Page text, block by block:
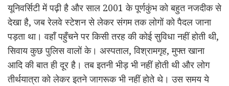
यूनिवर्सिटी में पढ़ी है और साल 2001 के पूर्णकुंभ को बहुत नजदीक से
देखा है, जब रेलवे स्टेशन से लेकर संगम तक लोगों को पैदल जाना
पड़ता था। वहाँ पहुँचने पर किसी तरह की कोई सुविधा नहीं होती थी,
सिवाय कुछ पुलिस वालों के। अस्पताल, विश्रामगृह, मुफ्त खाना
आदि की बात ही दूर है। तब इतनी भीड़ भी नहीं होती थी और लोग
तीर्थयात्रा को लेकर इतने जागरूक भी नहीं होते थे। उस समय ये